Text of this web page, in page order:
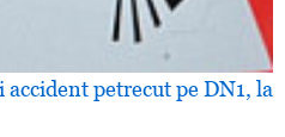
petrecut pe DN1, la